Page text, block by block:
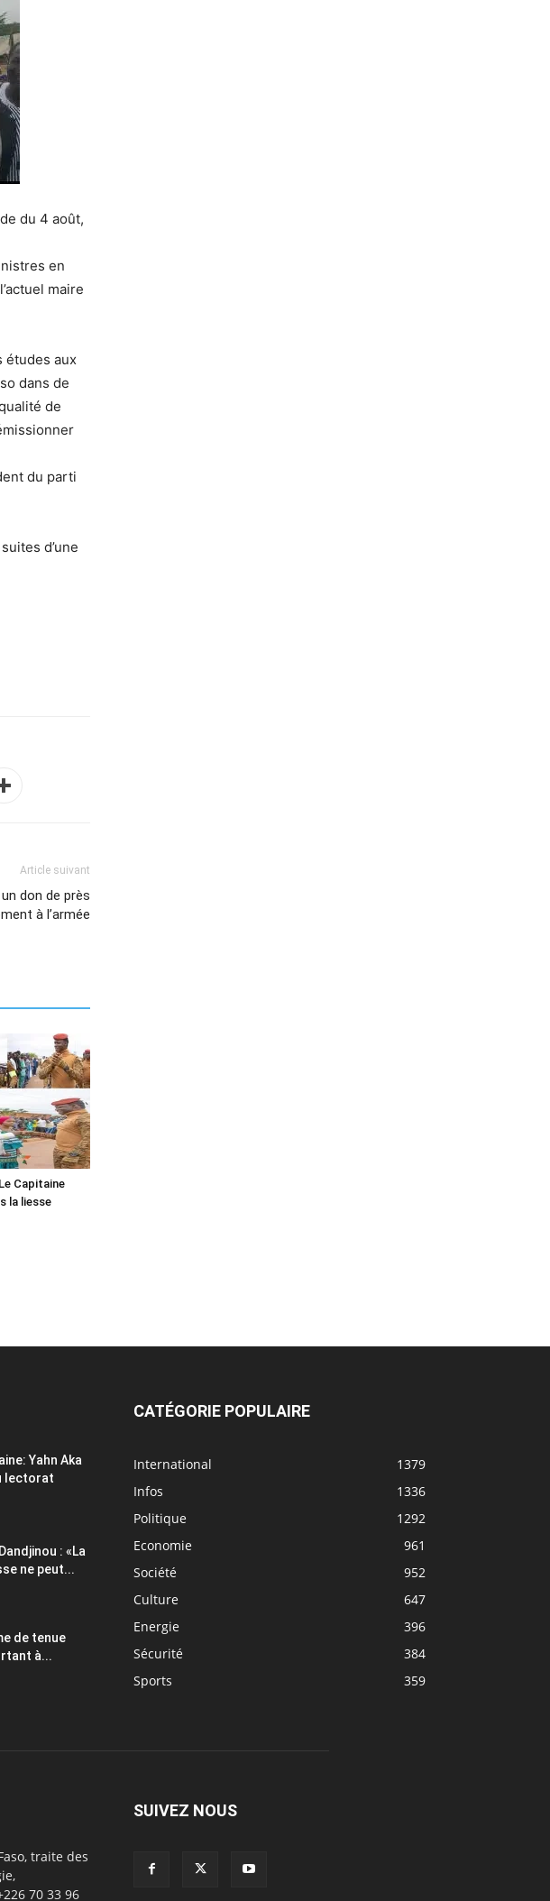
du 4 août,
en
maire
études aux
dans de
de
du parti
d’une
Article suivant
don de près
à l’armée
Capitaine
la liesse
Yahn Aka
lectorat
: «La
ne peut...
de tenue
à...
CATÉGORIE POPULAIRE
International
1379
Infos
1336
Politique
1292
Economie
961
Société
952
Culture
647
Energie
396
Sécurité
384
Sports
359
traite des
70 33 96
SUIVEZ NOUS